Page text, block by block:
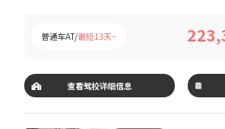
普通车AT/最短13天~
查看驾校详细信息